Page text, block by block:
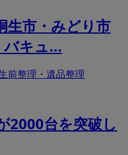
生市・みどり市
バキュ...
前整理・遺品整理
2000台を突破し